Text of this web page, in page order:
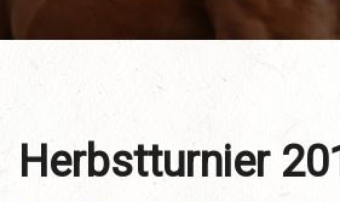
Herbstturnier